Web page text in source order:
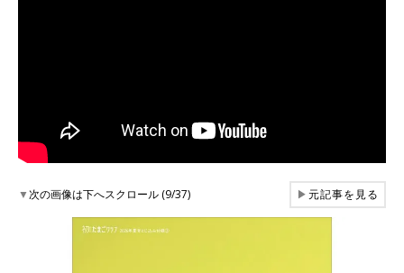
▼次の画像は下へスクロール (9/37) ▶元記事を見る